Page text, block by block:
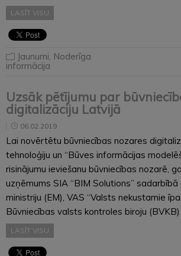
LASĪT VISU
Jaunumi Noderīga
informācija
Uzsāk pētījumu par
digitalizāciju Latvijā
06.02.2019
Lai novērtētu būvniecības nozares
tehnoloģiju un “Būves informācijas
risinājumu ieviešanu būvniecības nozarē,
uzņēmums SIA “BIM Solutions” sadarbībā
ministriju (EM), VAS “Valsts nekustamie
Būvniecības valsts kontroles biroju (BVKB)
LASĪT VISU